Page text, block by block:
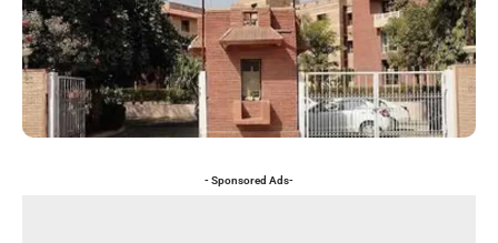
- Sponsored Ads-